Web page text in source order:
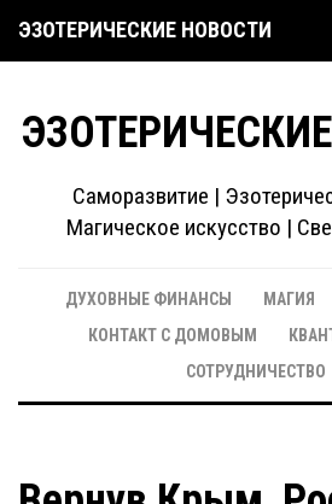
ЭЗОТЕРИЧЕСКИЕ НОВОСТИ
Саморазвитие |
Магическое искусство |
ДУХОВНЫЕ ФИНАНСЫ МАГИЯ
КОНТАКТ С ДОМОВЫМ
СОТРУДНИЧЕСТВО